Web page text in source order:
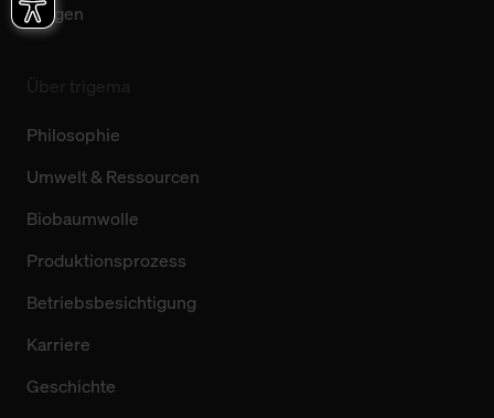
Jungen
Philosophie
Umwelt & Ressourcen
Biobaumwolle
Produktionsprozess
Betriebsbesichtigung
Karriere
Geschichte